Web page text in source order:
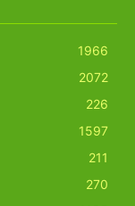
1966
2072
226
1597
211
270